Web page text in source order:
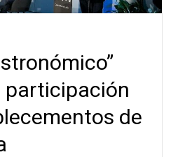
de